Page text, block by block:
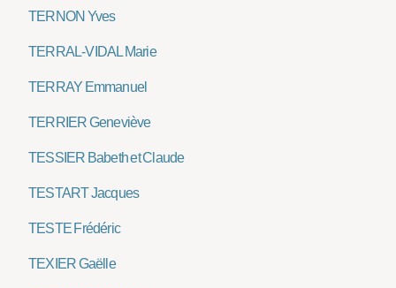
TERNON Yves
TERRAL-VIDAL Marie
TERRAY Emmanuel
TERRIER Geneviève
TESSIER Babeth et Claude
TESTART Jacques
TESTE Frédéric
TEXIER Gaëlle